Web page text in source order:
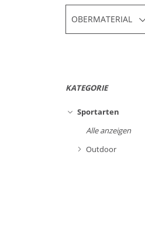
OBERMATERIAL
KATEGORIE
Sportarten
Alle anzeigen
Outdoor